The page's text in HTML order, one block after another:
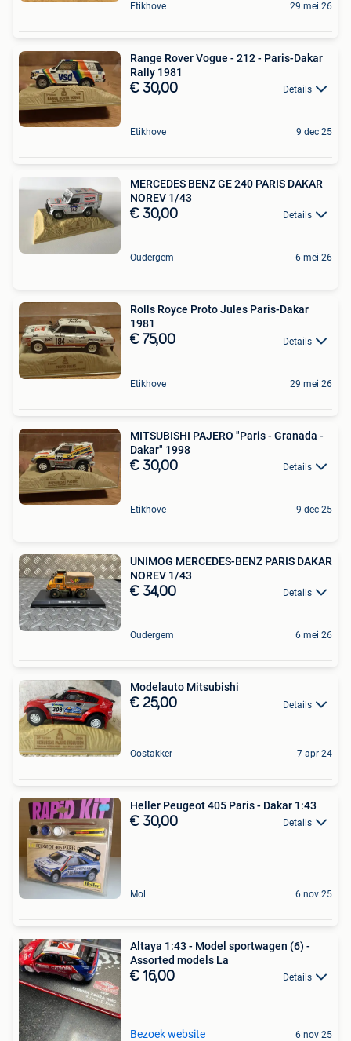
Etikhove 29 mei 26
Range Rover Vogue - 212 - Paris-Dakar
Rally 1981
€ 30,00 Details
Etikhove 9 dec 25
MERCEDES BENZ GE 240 PARIS DAKAR
NOREV 1/43
€ 30,00 Details
Oudergem 6 mei 26
Rolls Royce Proto Jules Paris-Dakar
1981
€ 75,00 Details
Etikhove 29 mei 26
MITSUBISHI PAJERO "Paris - Granada -
Dakar" 1998
€ 30,00 Details
Etikhove 9 dec 25
UNIMOG MERCEDES-BENZ PARIS DAKAR
NOREV 1/43
€ 34,00 Details
Oudergem 6 mei 26
Modelauto Mitsubishi
€ 25,00 Details
Oostakker 7 apr 24
Heller Peugeot 405 Paris - Dakar 1:43
€ 30,00 Details
Mol 6 nov 25
Altaya 1:43 - Model sportwagen (6) -
Assorted models La
€ 16,00 Details
Bezoek website 6 nov 25